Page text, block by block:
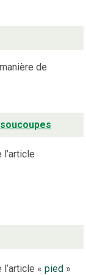
de
soucoupes
l’article «pied »